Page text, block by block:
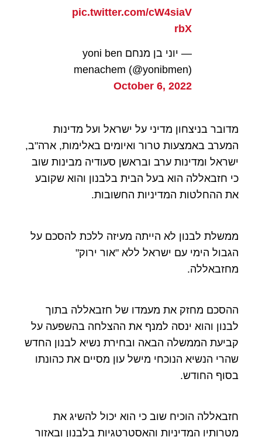
pic.twitter.com/cW4siaV
rbX
— יוני בן מנחם yoni ben
menachem (@yonibmen)
October 6, 2022
מדובר בניצחון מדיני על ישראל ועל מדינות
המערב באמצעות טרור ואיומים באלימות, ארה"ב,
ישראל ומדינות ערב ובראשן סעודיה מבינות שוב
כי חזבאללה הוא בעל הבית בלבנון והוא שקובע
את ההחלטות המדיניות החשובות.
ממשלת לבנון לא הייתה מעיזה ללכת להסכם על
הגבול הימי עם ישראל ללא "אור ירוק"
מחזבאללה.
ההסכם מחזק את מעמדו של חזבאללה בתוך
לבנון והוא ינסה למנף את ההצלחה בהשפעה על
קביעת הממשלה הבאה ובחירת נשיא לבנון החדש
שהרי הנשיא הנוכחי מישל עון מסיים את כהונתו
בסוף החודש.
חזבאללה הוכיח שוב כי הוא יכול להשיג את
מטרותיו המדיניות והאסטרטגיות בלבנון ובאזור